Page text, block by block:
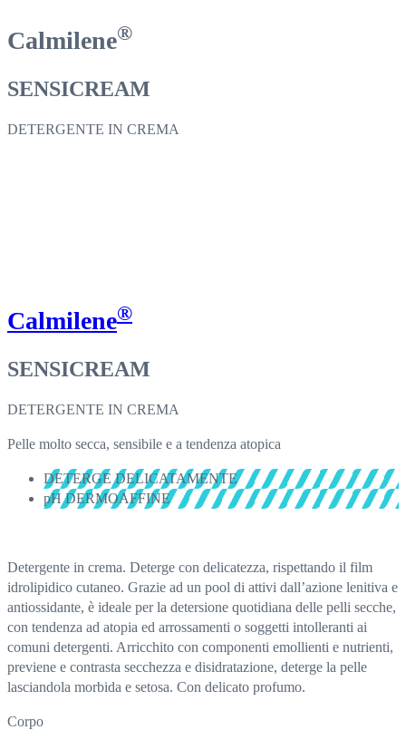
Calmilene®
SENSICREAM
DETERGENTE IN CREMA
Calmilene®
SENSICREAM
DETERGENTE IN CREMA
Pelle molto secca, sensibile e a tendenza atopica
DETERGE DELICATAMENTE
pH DERMOAFFINE
Detergente in crema. Deterge con delicatezza, rispettando il film
idrolipidico cutaneo. Grazie ad un pool di attivi dall’azione lenitiva e
antiossidante, è ideale per la detersione quotidiana delle pelli secche,
con tendenza ad atopia ed arrossamenti o soggetti intolleranti ai
comuni detergenti. Arricchito con componenti emollienti e nutrienti,
previene e contrasta secchezza e disidratazione, deterge la pelle
lasciandola morbida e setosa. Con delicato profumo.
Corpo